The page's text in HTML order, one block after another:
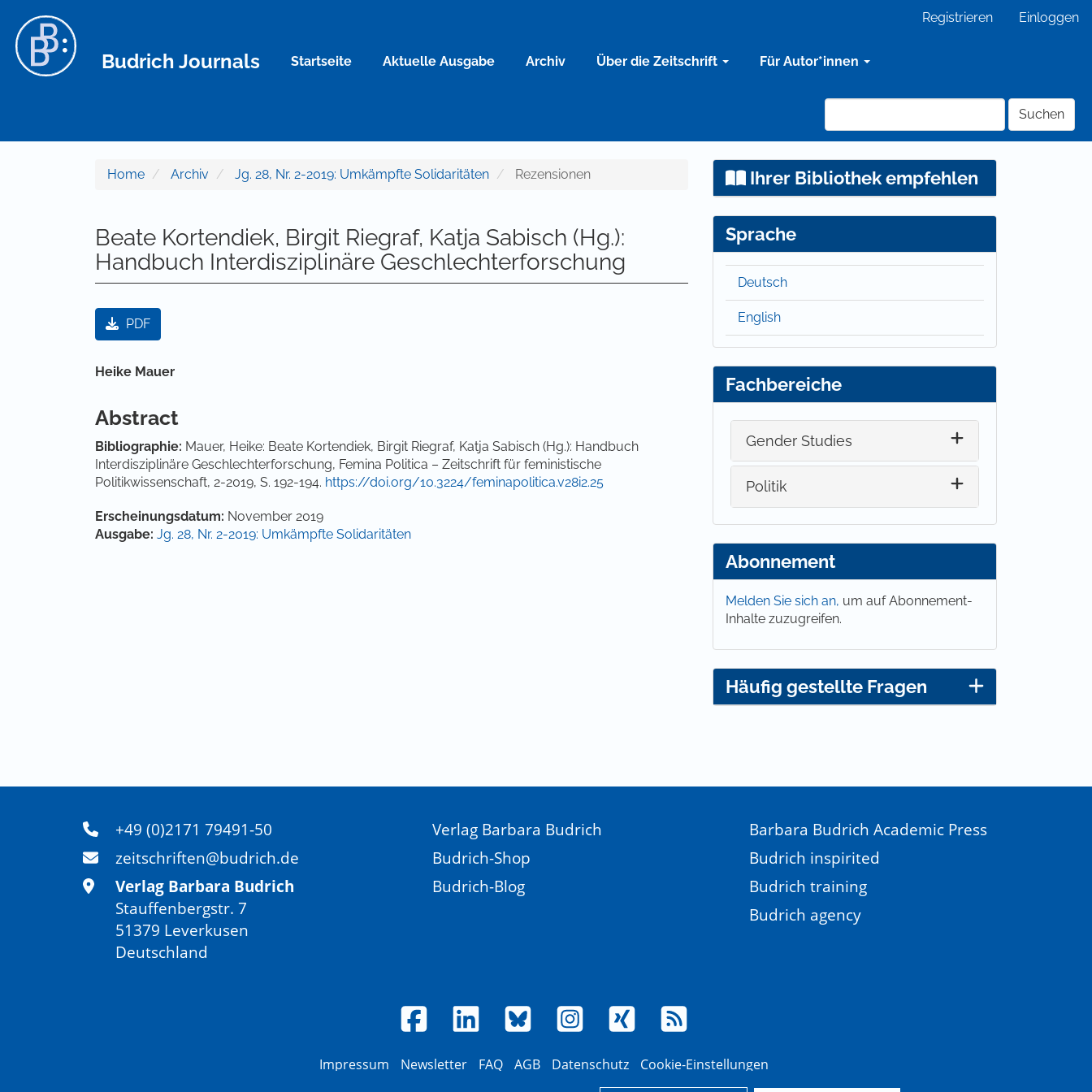
Hauptinhalt
Sidebar
Registrieren Einloggen
Budrich Journals Startseite Aktuelle Ausgabe Archiv Über die Zeitschrift Für Autor*innen
Suchen
Home Archiv Jg. 28, Nr. 2-2019: Umkämpfte Solidaritäten Rezensionen
Beate Kortendiek, Birgit Riegraf, Katja Sabisch (Hg.):
Handbuch Interdisziplinäre Geschlechterforschung
Artikel-Sidebar
PDF
Hauptsächlicher Artikelinhalt
Heike Mauer
Abstract
Bibliographie: Mauer, Heike: Beate Kortendiek, Birgit Riegraf, Katja Sabisch (Hg.): Handbuch
Interdisziplinäre Geschlechterforschung, Femina Politica – Zeitschrift für feministische
Politikwissenschaft, 2-2019, S. 192-194. https://doi.org/10.3224/feminapolitica.v28i2.25
Artikel-Details
Erscheinungsdatum: November 2019
Ausgabe: Jg. 28, Nr. 2-2019: Umkämpfte Solidaritäten
Ihrer Bibliothek empfehlen
Sprache
Deutsch
English
Fachbereiche
Gender Studies
Politik
Abonnement
Melden Sie sich an, um auf Abonnement-
Inhalte zuzugreifen.
Häufig gestellte Fragen
+49 (0)2171 79491-50
zeitschriften@budrich.de
Verlag Barbara Budrich
Stauffenbergstr. 7
51379 Leverkusen
Deutschland
Verlag Barbara Budrich
Budrich-Shop
Budrich-Blog
Barbara Budrich Academic Press
Budrich inspirited
Budrich training
Budrich agency
Impressum Newsletter FAQ AGB Datenschutz Cookie-Einstellungen